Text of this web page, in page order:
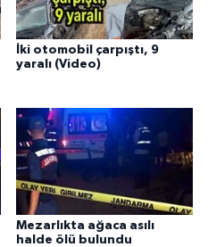
İki otomobil çarpıştı, 9
yaralı (Video)
Mezarlıkta ağaca asılı
halde ölü bulundu